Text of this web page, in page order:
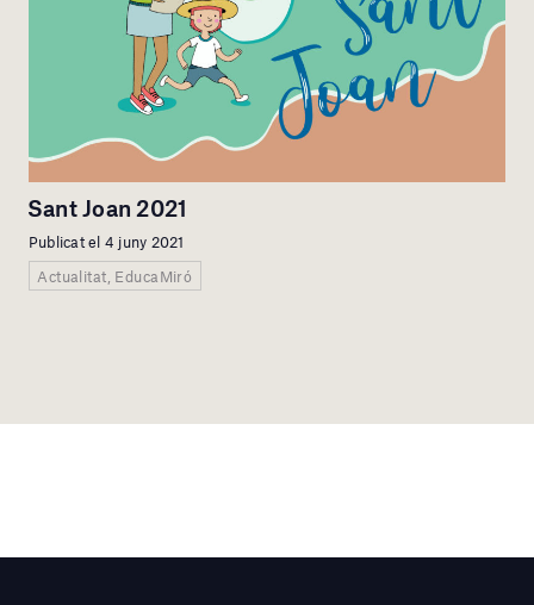
Sant Joan 2021
Publicat el 4 juny 2021
Actualitat, EducaMiró